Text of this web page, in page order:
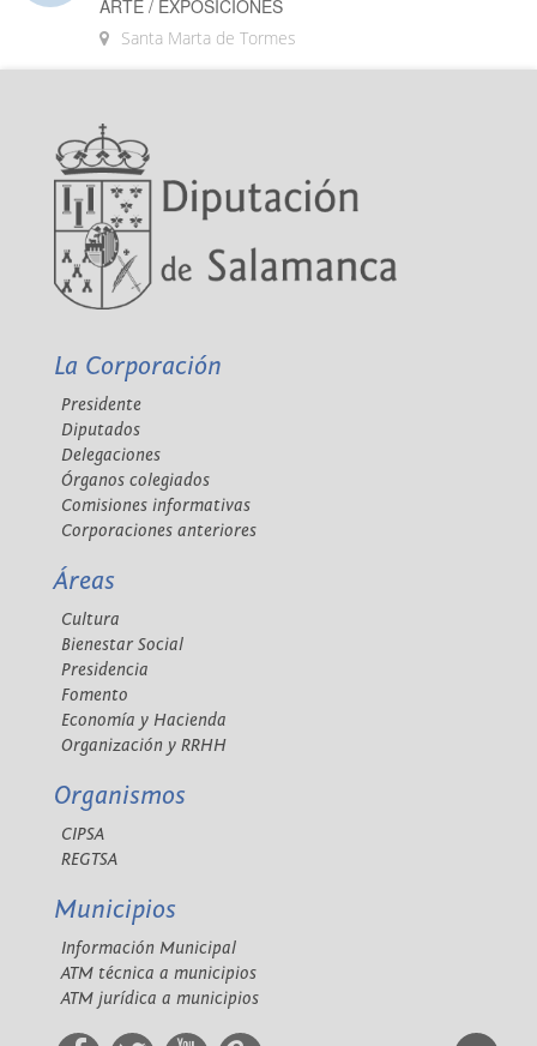
ARTE / EXPOSICIONES
Santa Marta de Tormes
La Corporación
Presidente
Diputados
Delegaciones
Órganos colegiados
Comisiones informativas
Corporaciones anteriores
Áreas
Cultura
Bienestar Social
Presidencia
Fomento
Economía y Hacienda
Organización y RRHH
Organismos
CIPSA
REGTSA
Municipios
Información Municipal
ATM técnica a municipios
ATM jurídica a municipios